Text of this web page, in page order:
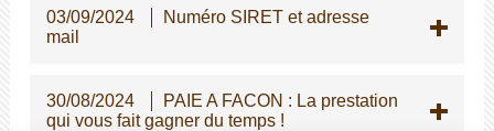
03/09/2024
Numéro SIRET et adresse
mail
30/08/2024
PAIE A FACON : La prestation
qui vous fait gagner du temps !